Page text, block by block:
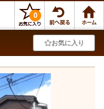
0
お気に入り